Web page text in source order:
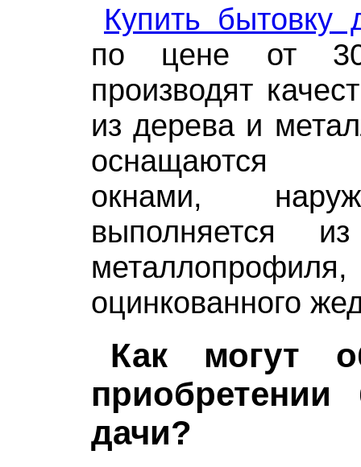
Купить бытовку
по цене от
производят
из дерева и
оснащаются
окнами,
выполняется
оцинкованного
Как могут
дачи?